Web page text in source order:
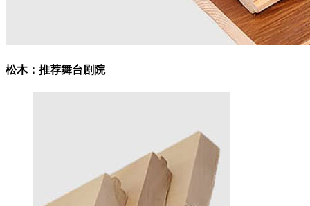
松木： 推荐舞台剧院